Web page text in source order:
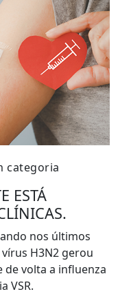
categoria
ESTÁ
nos últimos
H3N2 gerou
de volta a influenza
VSR.